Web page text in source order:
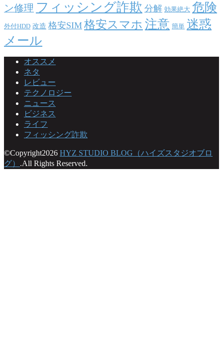
ン修理 フィッシング詐欺 分解 効果絶大 危険
外付HDD 改造 格安SIM 格安スマホ 注意 簡単 迷惑
メール
オススメ
ネタ
レビュー
テクノロジー
ニュース
ビジネス
ライフ
フィッシング詐欺
©Copyright2026 HYZ STUDIO BLOG（ハイズスタジオブロ
グ） .All Rights Reserved.